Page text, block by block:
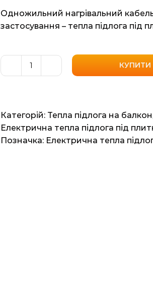
Одножильний нагрівальний кабель
застосування – тепла підлога під
Одножильний
(Чехія)
КУПИТИ
Категорій: Тепла підлога на балкон
Електрична тепла підлога під
Позначка: Електрична тепла